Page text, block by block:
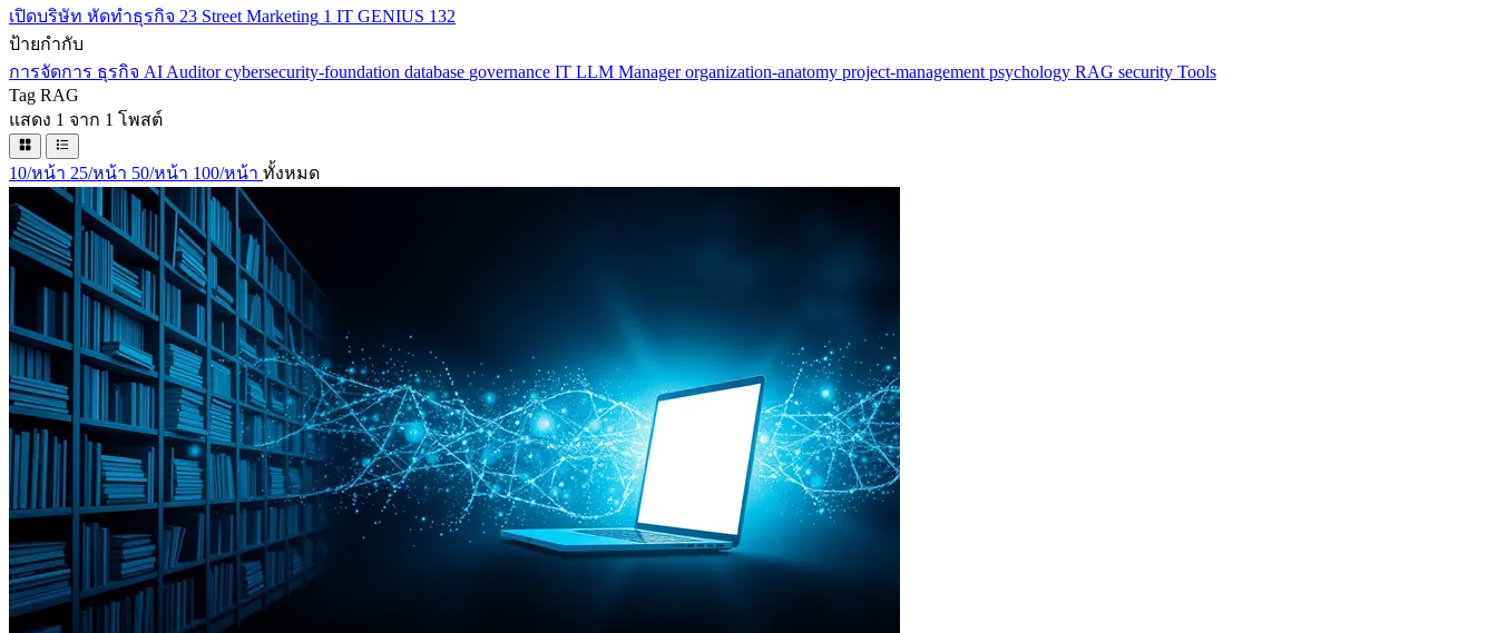
เปิดบริษัท หัดทำธุรกิจ 23 Street Marketing 1 IT GENIUS 132
ป้ายกำกับ
การจัดการ ธุรกิจ AI Auditorcybersecurity-foundation database governance IT LLM Managerorganization-anatomy project-management psychology RAG security Tools
Tag RAG
แสดง 1 จาก 1 โพสต์
10/หน้า 25/หน้า 50/หน้า 100/หน้า ทั้งหมด